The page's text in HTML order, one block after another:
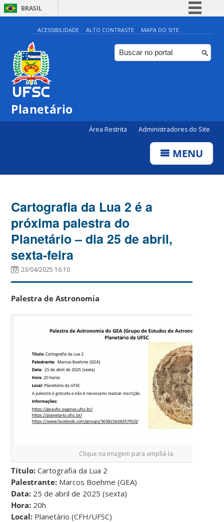
BRASIL
Simplifique!
Comunica BR
Participe
ACESSIBILIDADE ALTO CONTRASTE MAPA DO SITE
Planetário
Área Restrita Administradores do Site
MENU
Cartografia da Lua 2 é a
próxima palestra do
Planetário – dia 25 de abril,
sexta-feira
23/04/2025 16:10
Palestra de Astronomia
Clique na imagem para ampliá-la.
Título: Cartografia da Lua 2
Palestrante: Marcos Boehme (GEA)
Data: 25 de abril de 2025 (sexta)
Hora: 20h
Local: Planetário (CFH/UFSC)